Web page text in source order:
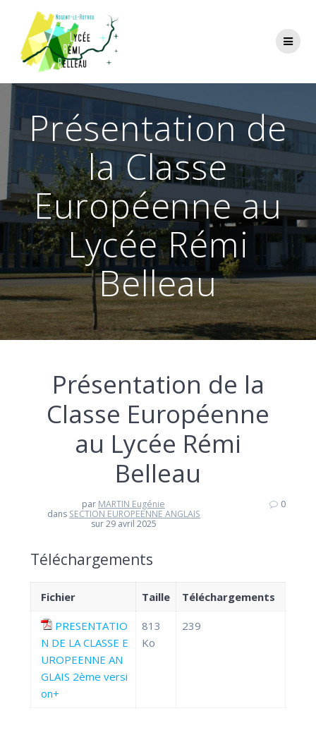
Présentation de
la Classe
Européenne au
Lycée Rémi
Belleau
Présentation de la
Classe Européenne
au Lycée Rémi
Belleau
par MARTIN Eugénie
dans SECTION EUROPEENNE ANGLAIS
sur 29 avril 2025
0
Téléchargements
Fichier Taille Téléchargements
PRESENTATIO
N DE LA CLASSE E
UROPEENNE AN
GLAIS 2ème versi
on+
813
Ko
239